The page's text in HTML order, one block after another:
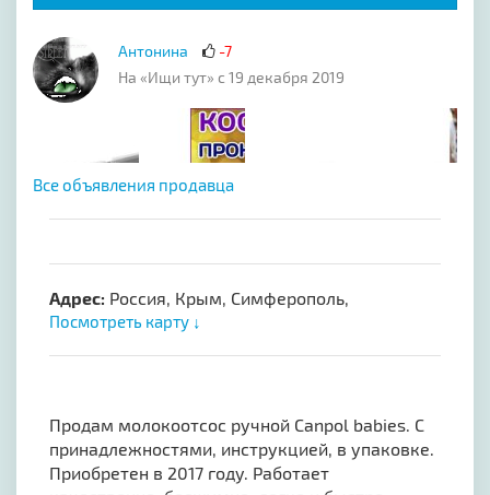
Антонина
-7
На «Ищи тут» с 19 декабря 2019
Все объявления продавца
Адрес: Россия, Крым, Симферополь,
Посмотреть карту ↓
Продам молокоотсос ручной Canpol babies. С
принадлежностями, инструкцией, в упаковке.
Приобретен в 2017 году. Работает